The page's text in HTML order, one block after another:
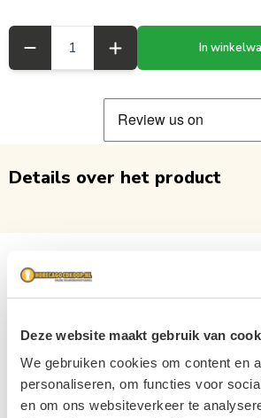
Deze website maakt gebruik van
We gebruiken cookies om content en
personaliseren, om functies voor
en om ons websiteverkeer te
In
Details over het product